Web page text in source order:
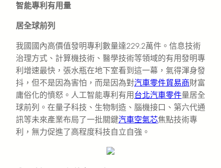
智能專利有用量
居全球前列
我國國內高價值發明專利數量達229.2萬件。信息技術
治理方式、計算機技術、醫學技術等領域的有用發明專
利增速最快，張水瓶在地下室看到這一幕，氣得渾身發
抖，但不是因為害怕，而是因為對汽車零件貿易商財富
庸俗化的憤怒。人工智能專利有用 台北汽車零件量居全
球前列。在量子科技、生物制造、腦機接口、第六代通
訊等未來產業布局了一批關鍵汽車空氣芯焦點技術專
利，無力促進了高程度科技自立自強。